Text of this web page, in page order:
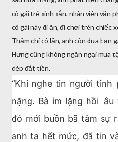
cô gái trẻ xinh xắn, nhân viên văn
cô gái này đi ăn, đi chơi trên chiếc
Thậm chí có lần, anh còn đưa bạn
Hưng cũng không ngần ngại mua
dép đắt tiền.
“Khi nghe tin người tình
nặng. Bà im lặng hồi
đó mới buồn bã tâm sự
anh ta hết mức, đã tin